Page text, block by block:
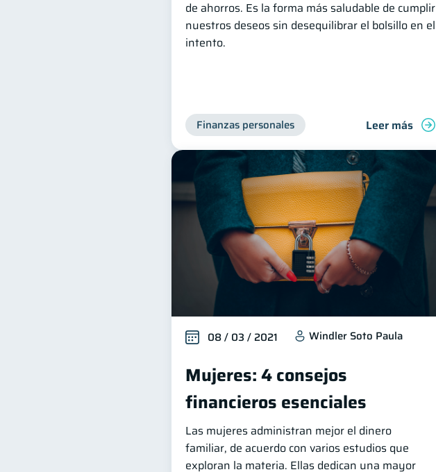
de ahorros. Es la forma más saludable de cumplir
nuestros deseos sin desequilibrar el bolsillo en el
intento.
Finanzas personales Leer más
08 / 03 / 2021 Windler Soto Paula
Mujeres: 4 consejos
financieros esenciales
Las mujeres administran mejor el dinero
familiar, de acuerdo con varios estudios que
exploran la materia. Ellas dedican una mayor